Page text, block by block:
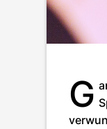
G